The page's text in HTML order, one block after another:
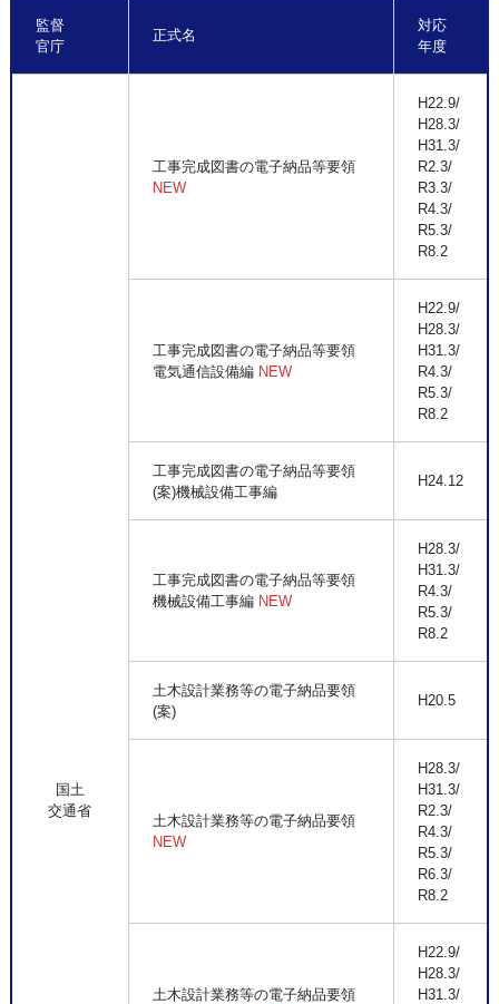
監督
官庁
正式名
対応
年度
国土
交通省
工事完成図書の電子納品等要領
NEW
H22.9/
H28.3/
H31.3/
R2.3/
R3.3/
R4.3/
R5.3/
R8.2
工事完成図書の電子納品等要領
電気通信設備編 NEW
H22.9/
H28.3/
H31.3/
R4.3/
R5.3/
R8.2
工事完成図書の電子納品等要領
(案)機械設備工事編
H24.12
工事完成図書の電子納品等要領
機械設備工事編 NEW
H28.3/
H31.3/
R4.3/
R5.3/
R8.2
土木設計業務等の電子納品要領
(案)
H20.5
土木設計業務等の電子納品要領
NEW
H28.3/
H31.3/
R2.3/
R4.3/
R5.3/
R6.3/
R8.2
土木設計業務等の電子納品要領
H22.9/
H28.3/
H31.3/